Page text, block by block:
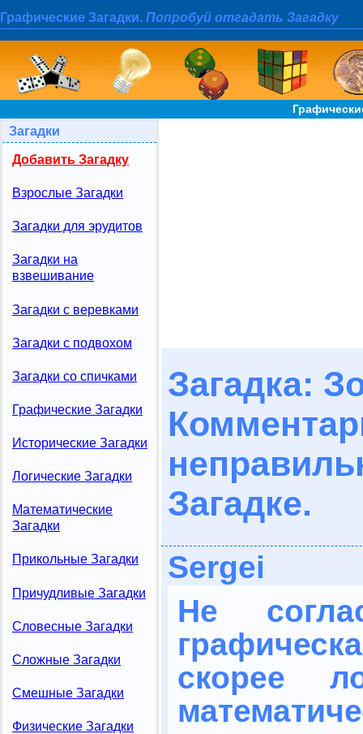
Графические Загадки. Попробуй отгадать Загадку
Загадки
Добавить Загадку
Взрослые Загадки
Загадки для эрудитов
Загадки на
взвешивание
Загадки с веревками
Загадки с подвохом
Загадки со спичками
Графические Загадки
Исторические Загадки
Логические Загадки
Математические
Загадки
Прикольные Загадки
Причудливые Загадки
Словесные Загадки
Сложные Загадки
Смешные Загадки
Физические Загадки
Загадка:
Загадке.
Sergei
Не
скорее